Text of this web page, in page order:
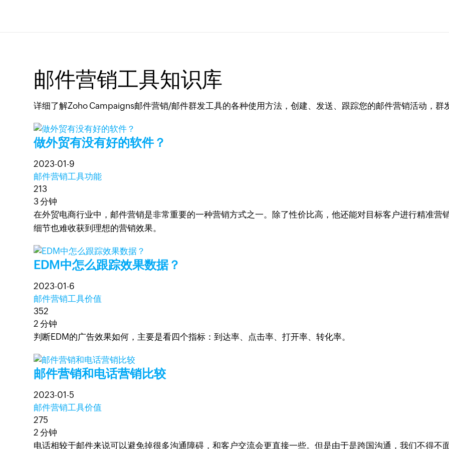
邮件营销工具知识库
详细了解Zoho Campaigns邮件营销/邮件群发工具的各种使用方法，创建、发送、跟踪您的邮件营销活动，群
做外贸有没有好的软件？
2023-01-9
邮件营销工具功能
213
3 分钟
在外贸电商行业中，邮件营销是非常重要的一种营销方式之一。除了性价比高，他还能对目标客户进行精准营
细节也难收获到理想的营销效果。
EDM中怎么跟踪效果数据？
2023-01-6
邮件营销工具价值
352
2 分钟
判断EDM的广告效果如何，主要是看四个指标：到达率、点击率、打开率、转化率。
邮件营销和电话营销比较
2023-01-5
邮件营销工具价值
275
2 分钟
电话相较于邮件来说可以避免掉很多沟通障碍，和客户交流会更直接一些。但是由于是跨国沟通，我们不得不